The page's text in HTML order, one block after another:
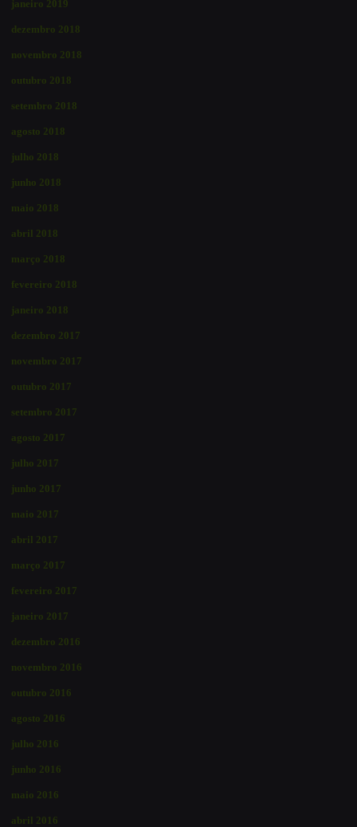
janeiro 2019
dezembro 2018
novembro 2018
outubro 2018
setembro 2018
agosto 2018
julho 2018
junho 2018
maio 2018
abril 2018
março 2018
fevereiro 2018
janeiro 2018
dezembro 2017
novembro 2017
outubro 2017
setembro 2017
agosto 2017
julho 2017
junho 2017
maio 2017
abril 2017
março 2017
fevereiro 2017
janeiro 2017
dezembro 2016
novembro 2016
outubro 2016
agosto 2016
julho 2016
junho 2016
maio 2016
abril 2016